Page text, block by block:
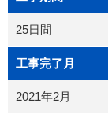
25日間
工事完了月
2021年2月